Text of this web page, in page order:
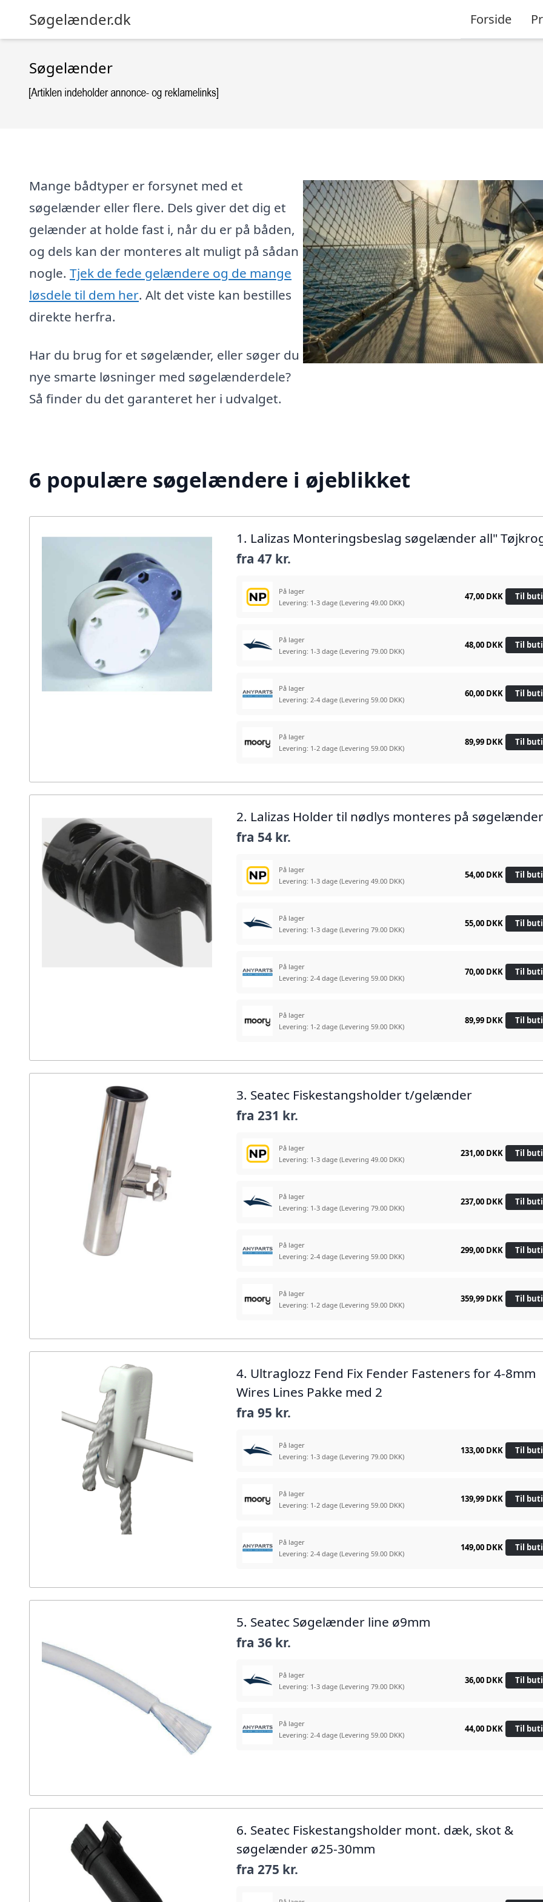
Søgelænder.dk Forside
Søgelænder
Mange bådtyper er forsynet med et
søgelænder eller flere. Dels giver det dig et
gelænder at holde fast i, når du er på båden,
og dels kan der monteres alt muligt på sådan
nogle. Tjek de fede gelændere og de mange
løsdele til dem her. Alt det viste kan bestilles
direkte herfra.
Har du brug for et søgelænder, eller søger du
nye smarte løsninger med søgelænderdele?
Så finder du det garanteret her i udvalget.
6 populære søgelændere i øjeblikket
1. Lalizas Monteringsbeslag søgelænder all"
fra47 kr.
På lager
Levering: 1-3 dage(Levering 49.00 DKK)
47,00 DKK Til
På lager
Levering: 1-3 dage(Levering 79.00 DKK)
48,00 DKK Til
På lager
Levering: 2-4 dage(Levering 59.00 DKK)
60,00 DKK Til
På lager
Levering: 1-2 dage(Levering 59.00 DKK)
89,99 DKK Til
2. Lalizas Holder til nødlys monteres på søgelænder
fra 54 kr.
På lager
Levering: 1-3 dage(Levering 49.00 DKK)
54,00 DKK Til
På lager
Levering: 1-3 dage(Levering 79.00 DKK)
55,00 DKK Til
På lager
Levering: 2-4 dage(Levering 59.00 DKK)
70,00 DKK Til
På lager
Levering: 1-2 dage(Levering 59.00 DKK)
89,99 DKK Til
3. Seatec Fiskestangsholder t/gelænder
fra231 kr.
På lager
Levering: 1-3 dage(Levering 49.00 DKK)
231,00 DKK Til
På lager
Levering: 1-3 dage(Levering 79.00 DKK)
237,00 DKK Til
På lager
Levering: 2-4 dage(Levering 59.00 DKK)
299,00 DKK Til
På lager
Levering: 1-2 dage(Levering 59.00 DKK)
359,99 DKK Til
4. Ultraglozz Fend Fix Fender Fasteners for 4-8mm
Wires Lines Pakke med 2
fra95 kr.
På lager
Levering: 1-3 dage(Levering 79.00 DKK)
133,00 DKK Til
På lager
Levering: 1-2 dage(Levering 59.00 DKK)
139,99 DKK Til
På lager
Levering: 2-4 dage(Levering 59.00 DKK)
149,00 DKK Til
5. Seatec Søgelænder line ø9mm
fra36 kr.
På lager
Levering: 1-3 dage(Levering 79.00 DKK)
36,00 DKK Til
På lager
Levering: 2-4 dage(Levering 59.00 DKK)
44,00 DKK Til
6. Seatec Fiskestangsholder mont. dæk, skot &
søgelænder ø25-30mm
fra275 kr.